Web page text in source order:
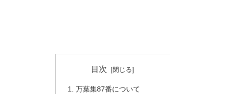
目次
万葉集87番について